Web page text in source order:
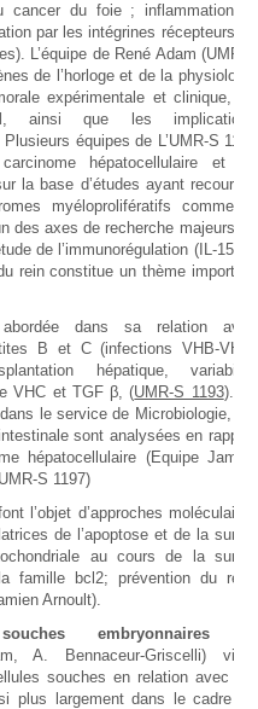
cancer du foie ; inflammation et
par les intégrines récepteurs du
L’équipe de René Adam (UMR-S
de l’horloge et de la physiologie
expérimentale et clinique, en
ainsi que les implications
équipes de L’UMR-S 1193
hépatocellulaire et au
la base d’études ayant recours à
myéloprolifératifs comme la
des axes de recherche majeurs de
de l’immunorégulation (IL-15) et
rein constitue un thème important
dans sa relation avec
B et C (infections VHB-VHC,
hépatique, variabilité
VHC et TGF β, (UMR-S 1193). Le
le service de Microbiologie, (E.
sont analysées en rapport
hépatocellulaire (Equipe Jamilla
S 1197)
l’objet d’approches moléculaires
de l’apoptose et de la survie
au cours de la survie
famille bcl2; prévention du rejet
Arnoult).
embryonnaires et
A. Bennaceur-Griscelli) vient
souches en relation avec les
plus largement dans le cadre de